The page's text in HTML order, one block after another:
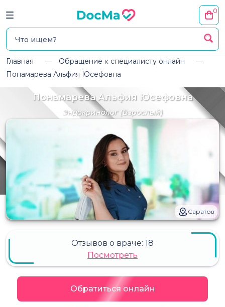
0
Главная
Обращение к специалисту онлайн
Понамарева Альфия Юсефовна
Понамарева Альфия Юсефовна
Эндокринолог(Взрослый)
Саратов
Отзывов о враче: 18
Посмотреть
Обратиться онлайн